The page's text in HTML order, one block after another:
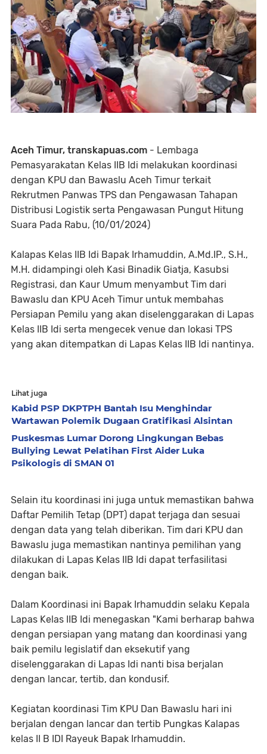
Aceh Timur, transkapuas.com - Lembaga
Pemasyarakatan Kelas IIB Idi melakukan koordinasi
dengan KPU dan Bawaslu Aceh Timur terkait
Rekrutmen Panwas TPS dan Pengawasan Tahapan
Distribusi Logistik serta Pengawasan Pungut Hitung
Suara Pada Rabu, (10/01/2024)
Kalapas Kelas IIB Idi Bapak Irhamuddin, A.Md.IP., S.H.,
M.H. didampingi oleh Kasi Binadik Giatja, Kasubsi
Registrasi, dan Kaur Umum menyambut Tim dari
Bawaslu dan KPU Aceh Timur untuk membahas
Persiapan Pemilu yang akan diselenggarakan di Lapas
Kelas IIB Idi serta mengecek venue dan lokasi TPS
yang akan ditempatkan di Lapas Kelas IIB Idi nantinya.
Lihat juga
Kabid PSP DKPTPH Bantah Isu Menghindar
Wartawan Polemik Dugaan Gratifikasi Alsintan
Puskesmas Lumar Dorong Lingkungan Bebas
Bullying Lewat Pelatihan First Aider Luka
Psikologis di SMAN 01
Selain itu koordinasi ini juga untuk memastikan bahwa
Daftar Pemilih Tetap (DPT) dapat terjaga dan sesuai
dengan data yang telah diberikan. Tim dari KPU dan
Bawaslu juga memastikan nantinya pemilihan yang
dilakukan di Lapas Kelas IIB Idi dapat terfasilitasi
dengan baik.
Dalam Koordinasi ini Bapak Irhamuddin selaku Kepala
Lapas Kelas IIB Idi menegaskan "Kami berharap bahwa
dengan persiapan yang matang dan koordinasi yang
baik pemilu legislatif dan eksekutif yang
diselenggarakan di Lapas Idi nanti bisa berjalan
dengan lancar, tertib, dan kondusif.
Kegiatan koordinasi Tim KPU Dan Bawaslu hari ini
berjalan dengan lancar dan tertib Pungkas Kalapas
kelas II B IDI Rayeuk Bapak Irhamuddin.